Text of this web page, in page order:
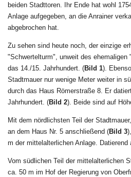
beiden Stadttoren. Ihr Ende hat wohl
Anlage aufgegeben, an die Anrainer
abgebrochen hat.
Zu sehen sind heute noch, der einzige
"Schwertelturm", unweit des ehemaligen
das 14./15. Jahrhundert. (Bild 1).
Stadtmauer nur wenige Meter weiter in
durch das Haus Römerstraße 8. Er
Jahrhundert. (Bild 2). Beide sind auf
Mit dem nördlichsten Teil der
an dem Haus Nr. 5 anschließend (Bild 3
m der mittelalterlichen Anlage.
Vom südlichen Teil der mittelalterlichen
ca. 50 m im Hof der Regierung von